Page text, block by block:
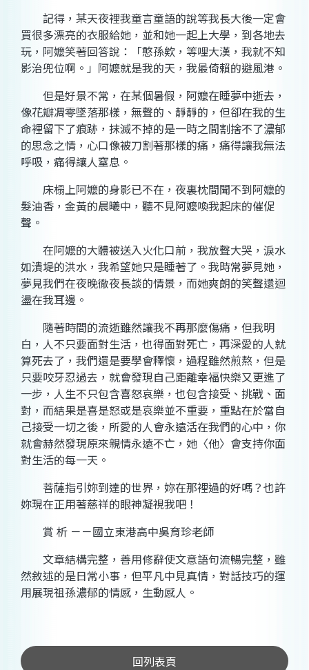
記得，某天夜裡我童言童語的說等我長大後一定會
買很多漂亮的衣服給她，並和她一起上大學，到各地去
玩，阿嬤笑著回答說：「憨孫欸，等哩大漢，我就不知
影治兜位啊。」阿嬤就是我的天，我最倚賴的避風港。
但是好景不常，在某個暑假，阿嬤在睡夢中逝去，
像花瓣凋零墜落那樣，無聲的、靜靜的，但卻在我的生
命裡留下了痕跡，抹滅不掉的是一時之間割捨不了濃郁
的思念之情，心口像被刀割著那樣的痛，痛得讓我無法
呼吸，痛得讓人窒息。
床榻上阿嬤的身影已不在，夜裏枕間聞不到阿嬤的
髮油香，金黃的晨曦中，聽不見阿嬤喚我起床的催促
聲。
在阿嬤的大體被送入火化口前，我放聲大哭，淚水
如潰堤的洪水，我希望她只是睡著了。我時常夢見她，
夢見我們在夜晚徹夜長談的情景，而她爽朗的笑聲還迴
盪在我耳邊。
隨著時間的流逝雖然讓我不再那麼傷痛，但我明
白，人不只要面對生活，也得面對死亡，再深愛的人就
算死去了，我們還是要學會釋懷，過程雖然煎熬，但是
只要咬牙忍過去，就會發現自己距離幸福快樂又更進了
一步，人生不只包含喜怒哀樂，也包含接受、挑戰、面
對，而結果是喜是怒或是哀樂並不重要，重點在於當自
己接受一切之後，所愛的人會永遠活在我們的心中，你
就會赫然發現原來親情永遠不亡，她〈他〉會支持你面
對生活的每一天。
菩薩指引妳到達的世界，妳在那裡過的好嗎？也許
妳現在正用著慈祥的眼神凝視我吧！
賞 析 －－國立東港高中吳育珍老師
文章結構完整，善用修辭使文意語句流暢完整，雖
然敘述的是日常小事，但平凡中見真情，對話技巧的運
用展現祖孫濃郁的情感，生動感人。
回列表頁